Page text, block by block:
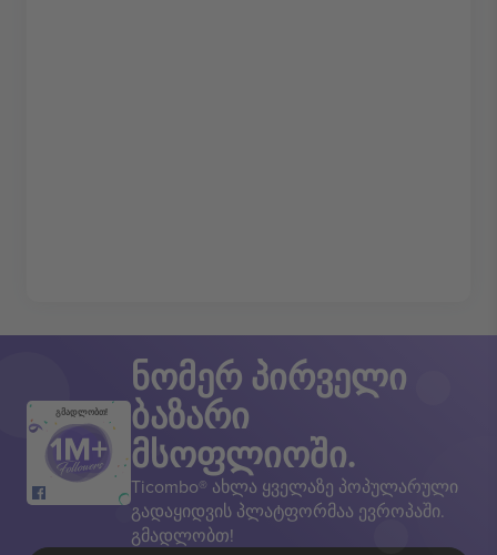
გმადლობთ!
ნომერ პირველი
ბაზარი
მსოფლიოში.
Ticombo® ახლა ყველაზე პოპულარული
გადაყიდვის პლატფორმაა ევროპაში.
გმადლობთ!